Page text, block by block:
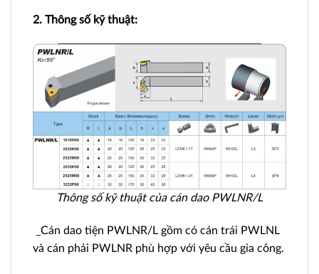
2. Thông số kỹ thuật:
Thông số kỹ thuật của cán dao PWLNR/L
_Cán dao tiện PWLNR/L gồm có cán trái PWLNL
và cán phải PWLNR phù hợp với yêu cầu gia công.